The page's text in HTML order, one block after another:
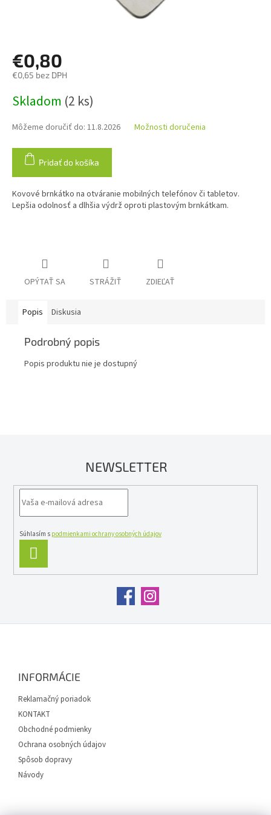
€0,80
€0,65 bez DPH
cena:
Skladom (2 ks)
Môžeme doručiť do: 11.8.2026 Možnosti doručenia
Pridať do košíka
Kovové brnkátko na otváranie mobilných telefónov či tabletov.
Lepšia odolnosť a dlhšia výdrž oproti plastovým brnkátkam.
OPÝTAŤ SA STRÁŽIŤ ZDIEĽAŤ
Popis Diskusia
Podrobný popis
Popis produktu nie je dostupný
NEWSLETTER
Súhlasím s podmienkami ochrany osobných údajov
SA
INFORMÁCIE
Reklamačný poriadok
KONTAKT
Obchodné podmienky
Ochrana osobných údajov
Spôsob dopravy
Návody